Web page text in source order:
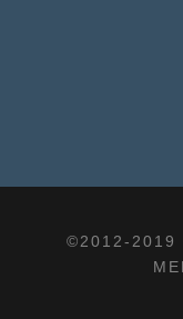
©2012-2019